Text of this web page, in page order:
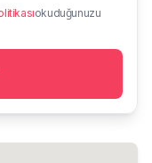
okuduğunuzu